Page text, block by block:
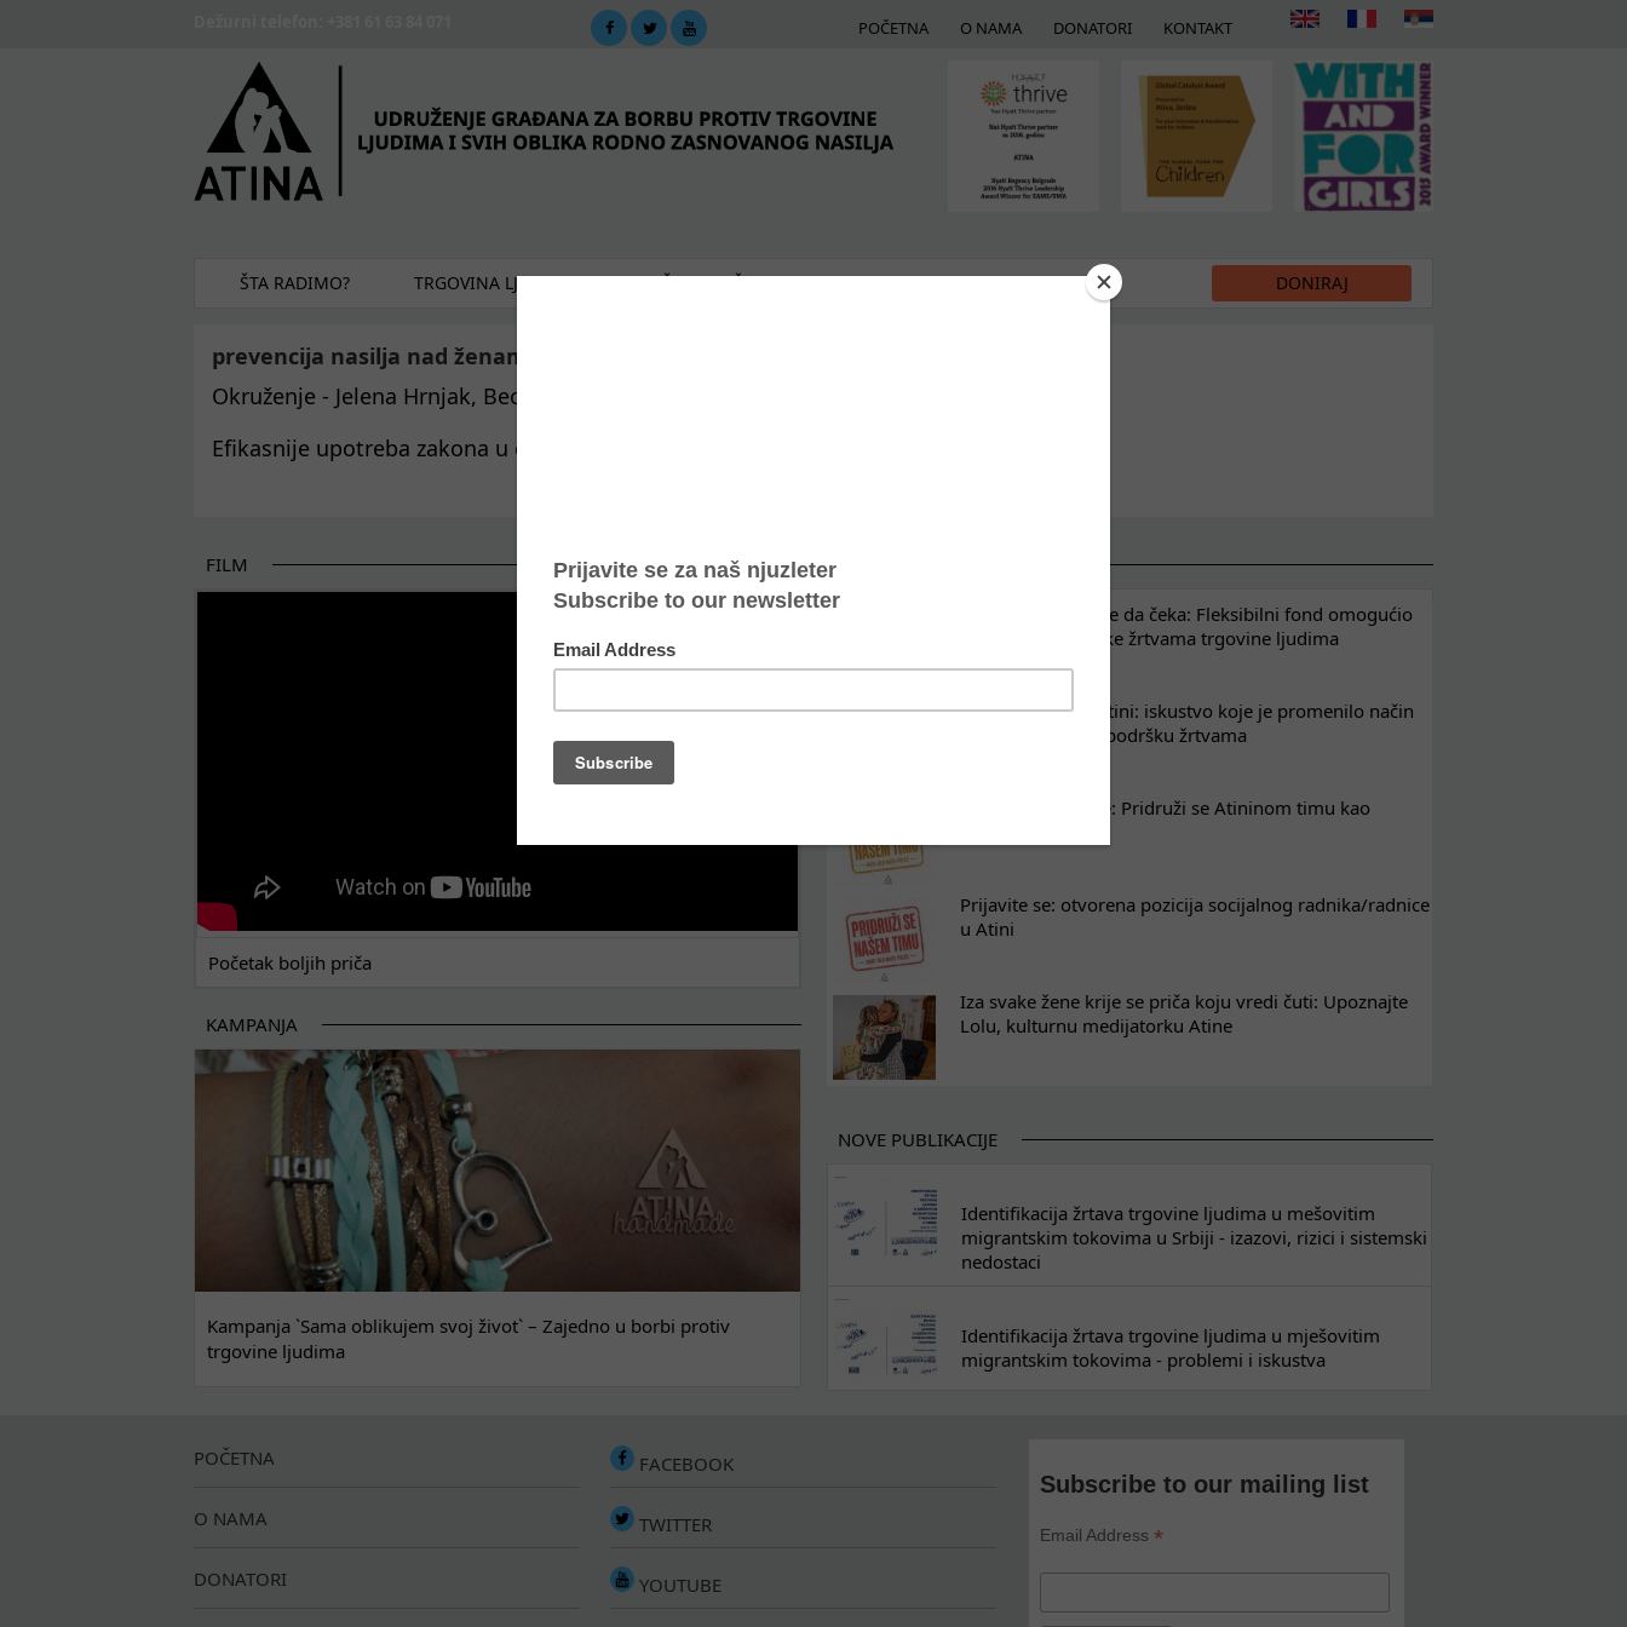
POČETNA O NAMA DONATORI KONTAKT
ŠTA RADIMO? TRGOVINA LJUDIMA MREŽA PODRŠKE E-BIBLIOTEKA MEDIJI DONIRAJ
prevencija nasilja nad ženama i devojčicama
Okruženje - Jelena Hrnjak, Beograd: Najglasniji su oni koji opravdavaju nasilje
Efikasnije upotreba zakona u cilju suzbijanja nasilja nad ženama i devojčicama
FILM
Početak boljih priča
KAMPANJA
Kampanja `Sama oblikujem svoj život` – Zajedno u borbi protiv
trgovine ljudima
Oporavak ne može da čeka: Fleksibilni fond omogućio
kontinuitet podrške žrtvama trgovine ljudima
Osam nedelja u Atini: iskustvo koje je promenilo način
na koji razumem podršku žrtvama
Tražimo pojačanje: Pridruži se Atininom timu kao
Prijavite se: otvorena pozicija socijalnog radnika/radnice
u Atini
Iza svake žene krije se priča koju vredi čuti: Upoznajte
Lolu, kulturnu medijatorku Atine
NOVE PUBLIKACIJE
Identifikacija žrtava trgovine ljudima u mešovitim
migrantskim tokovima u Srbiji - izazovi, rizici i sistemski
nedostaci
Identifikacija žrtava trgovine ljudima u mješovitim
migrantskim tokovima - problemi i iskustva
POČETNA
O NAMA
DONATORI
FACEBOOK
TWITTER
YOUTUBE
Subscribe to our mailing list
Email Address*